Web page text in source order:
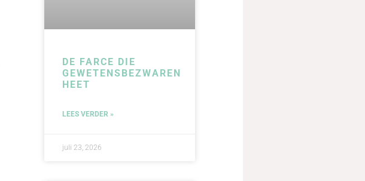
DE FARCE DIE
GEWETENSBEZWAREN
HEET
LEES VERDER »
juli 23, 2026